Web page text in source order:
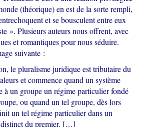
(théorique) en est de la sorte rempli,
et se bousculent entre eux
». Plusieurs auteurs nous offrent, avec
et romantiques pour nous séduire.
suivante :
le pluralisme juridique est tributaire du
et commence quand un système
un groupe un régime particulier fondé
ou quand un tel groupe, dès lors
un tel régime particulier dans un
du premier. […]